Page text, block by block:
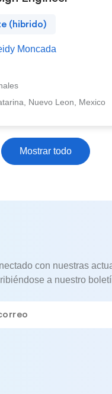
(hibrido)
Moncada
Nuevo Leon, Mexico
Mostrar todo
con nuestras
a nuestro